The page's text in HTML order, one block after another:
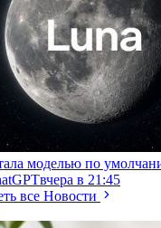
моделью по
вчера в 21:45
все Новости